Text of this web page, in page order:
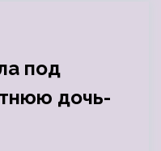
под
дочь-